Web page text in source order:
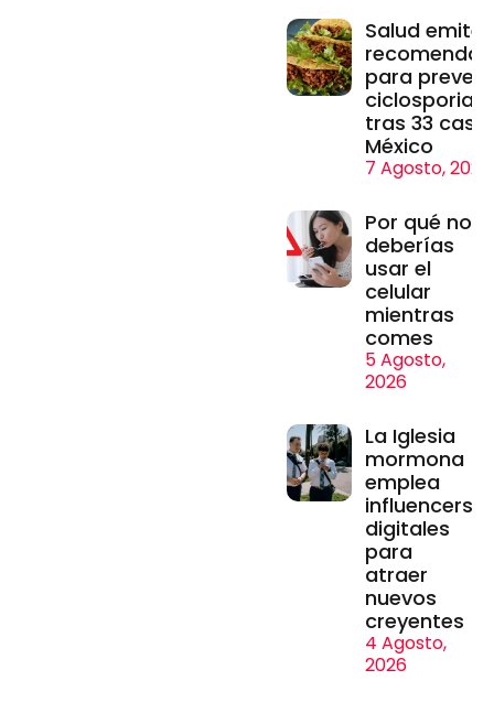
Salud emite
para
tras 33
México
7 Agosto, 2026
Por qué no
deberías
usar el
celular
mientras
comes
5 Agosto,
2026
La Iglesia
mormona
emplea
influencers
digitales
para
atraer
nuevos
creyentes
4 Agosto,
2026